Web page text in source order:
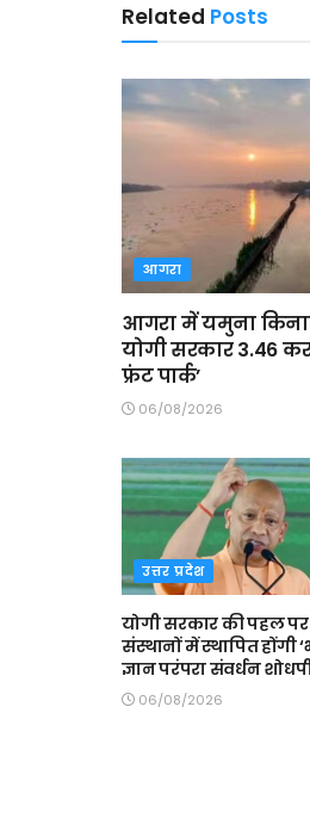
Related Posts
आगरा
आगरा में यमुना
योगी सरकार 3.46
फ्रंट पार्क’
06/08/2026
उत्तर प्रदेश
योगी सरकार की पहल पर
संस्थानों में स्थापित होंगी
ज्ञान परंपरा संवर्धन
06/08/2026